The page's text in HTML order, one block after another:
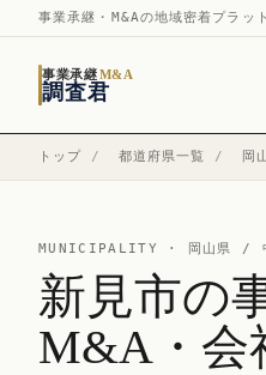
事業承継・M&Aの地域密着プラッ
事業承継M&A
調査君
トップ / 都道府県一覧 / 岡
MUNICIPALITY · 岡山県 /
新見市の
M&A・会